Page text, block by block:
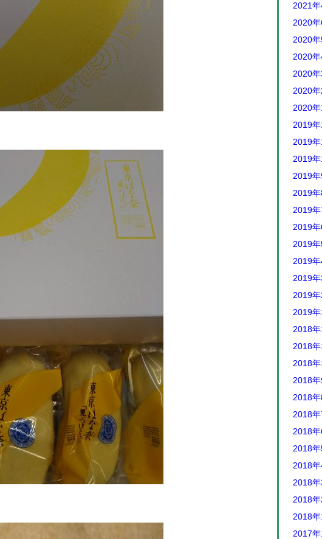
2021
2020
2020
2020
2020
2020
2020
2019
2019
2019
2019
2019
2019
2019
2019
2019
2019
2019
2019
2018
2018
2018
2018
2018
2018
2018
2018
2018
2018
2018
2018
2017